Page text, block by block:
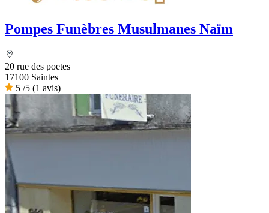
Pompes Funèbres Musulmanes Naïm
20 rue des poetes
17100 Saintes
5 /5 (1 avis)